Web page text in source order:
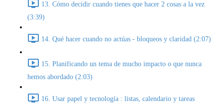
13. Cómo decidir cuando tienes que hacer 2 cosas a la vez
(3:39)
14. Qué hacer cuando no actúas - bloqueos y claridad (2:07)
15. Planificando un tema de mucho impacto o que nunca
hemos abordado (2:03)
16. Usar papel y tecnología : listas, calendario y tareas